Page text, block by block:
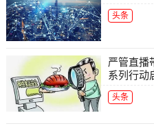
头条
严管直播
系列行动
头条